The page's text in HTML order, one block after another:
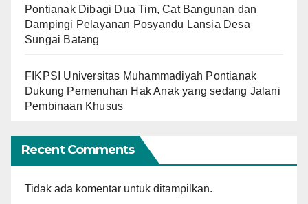
Pontianak Dibagi Dua Tim, Cat Bangunan dan
Dampingi Pelayanan Posyandu Lansia Desa
Sungai Batang
FIKPSI Universitas Muhammadiyah Pontianak
Dukung Pemenuhan Hak Anak yang sedang Jalani
Pembinaan Khusus
Recent Comments
Tidak ada komentar untuk ditampilkan.